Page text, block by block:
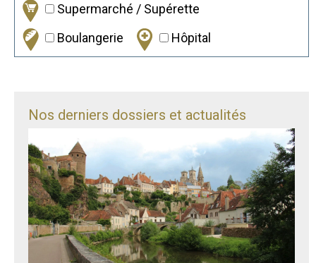
Supermarché / Supérette
Boulangerie
Hôpital
Nos derniers dossiers et actualités